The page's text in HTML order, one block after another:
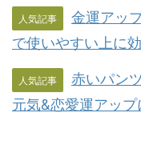
人気記事
金運アッ
で使いやすい上に
人気記事
赤いパン
元気&恋愛運アッ